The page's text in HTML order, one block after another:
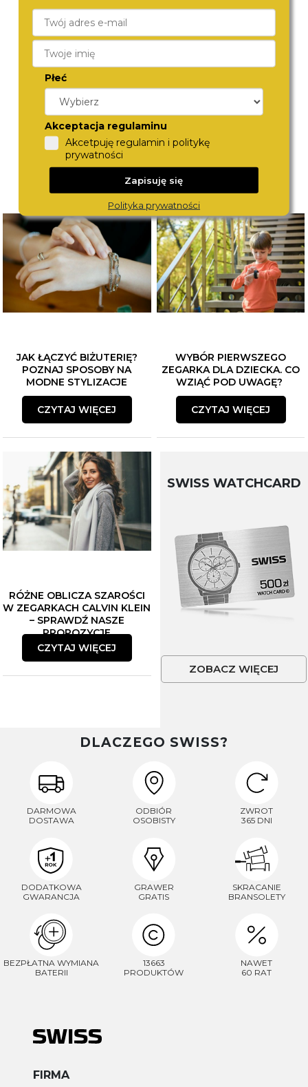
CALVIN KLEIN
25200561
890,-
1792279
JAK ŁĄCZYĆ BIŻUTERIĘ?
POZNAJ SPOSOBY NA
MODNE STYLIZACJE
CZYTAJ WIĘCEJ
WYBÓR PIERWSZEGO
ZEGARKA DLA DZIECKA. CO
WZIĄĆ POD UWAGĘ?
CZYTAJ WIĘCEJ
RÓŻNE OBLICZA SZAROŚCI
W ZEGARKACH CALVIN KLEIN
– SPRAWDŹ NASZE
PROPOZYCJE
CZYTAJ WIĘCEJ
SWISS WATCHCARD
ZOBACZ WIĘCEJ
DLACZEGO SWISS?
DARMOWA
DOSTAWA
ODBIÓR
OSOBISTY
ZWROT
365 DNI
DODATKOWA
GWARANCJA
GRAWER
GRATIS
SKRACANIE
BRANSOLETY
BEZPŁATNA WYMIANA
BATERII
13663
PRODUKTÓW
NAWET
60 RAT
FIRMA
Płeć
Akceptacja regulaminu
Akcetpuję regulamin i politykę
prywatności
Zapisuję się
Polityka prywatności